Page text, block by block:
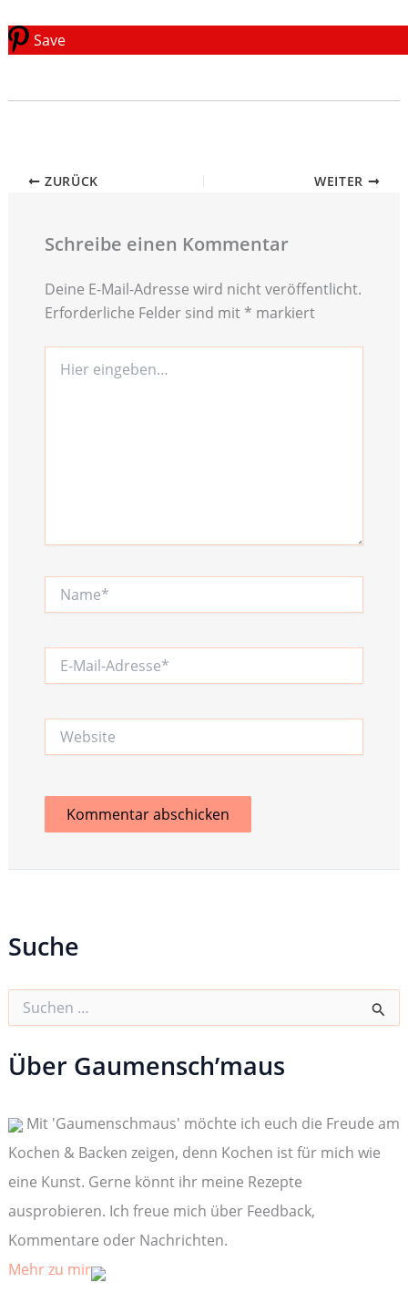
Save
ZURÜCK WEITER
Schreibe einen Kommentar
Deine E-Mail-Adresse wird nicht veröffentlicht.
Erforderliche Felder sind mit * markiert
eingeben…
Mail-
Website
Suche
h
e
a
c
h
:
Über Gaumensch’maus
Mit 'Gaumenschmaus' möchte ich euch die Freude am
Kochen & Backen zeigen, denn Kochen ist für mich wie
eine Kunst. Gerne könnt ihr meine Rezepte
ausprobieren. Ich freue mich über Feedback,
Kommentare oder Nachrichten.
Mehr zu mir